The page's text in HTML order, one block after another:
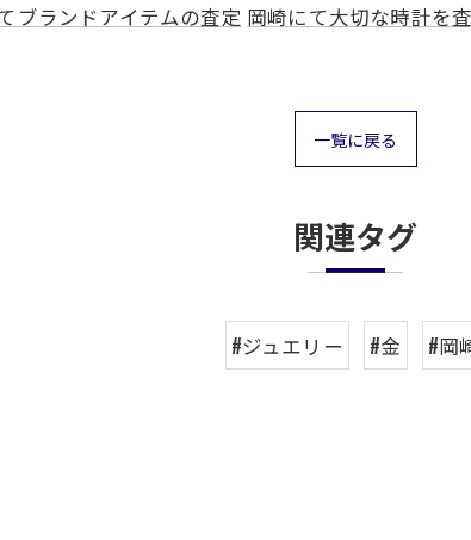
ブランドアイテムの査定 岡崎にて大切な時計を
一覧に戻る
関連タグ
#ジュエリー #金 #岡